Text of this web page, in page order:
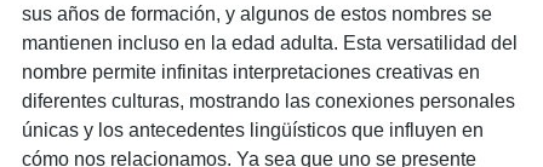
sus años de formación, y algunos de estos nombres se
mantienen incluso en la edad adulta. Esta versatilidad del
nombre permite infinitas interpretaciones creativas en
diferentes culturas, mostrando las conexiones personales
únicas y los antecedentes lingüísticos que influyen en
cómo nos relacionamos. Ya sea que uno se presente